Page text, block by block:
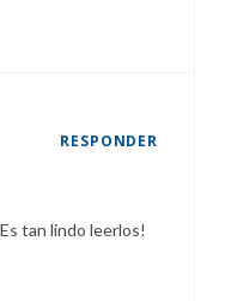
RESPONDER
tan lindo leerlos!